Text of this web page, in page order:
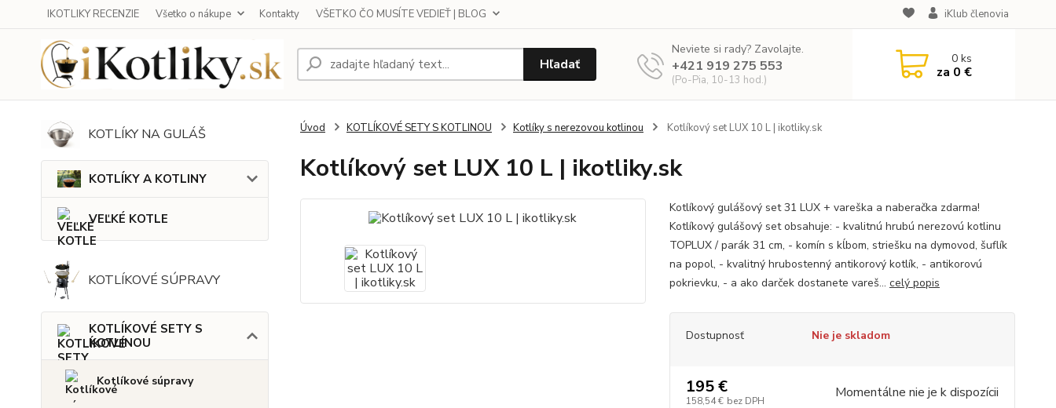
IKOTLIKY RECENZIE Všetko o nákupe Kontakty VŠETKO ČO MUSÍTE VEDIEŤ | BLOG iKlub členovia
Hľadať
Neviete si rady? Zavolajte.
+421 919 275 553
(Po-Pia, 10-13 hod.)
0ks
za 0 €
KOTLÍKY NA GULÁŠ
KOTLÍKY A KOTLINY
VEĽKÉ KOTLE
KOTLÍKOVÉ SÚPRAVY
KOTLÍKOVÉ SETY S
KOTLINOU
Kotlíkové súpravy
Úvod KOTLÍKOVÉ SETY S KOTLINOU Kotlíky s nerezovou kotlinou Kotlíkový set LUX 10 L | ikotliky.sk
Kotlíkový set LUX 10 L | ikotliky.sk
Kotlíkový gulášový set 31 LUX + vareška a naberačka zdarma!
Kotlíkový gulášový set obsahuje: - kvalitnú hrubú nerezovú kotlinu
TOPLUX / parák 31 cm, - komín s kĺbom, striešku na dymovod, šuflík
na popol, - kvalitný hrubostenný antikorový kotlík, - antikorovú
pokrievku, - a ako darček dostanete vareš... celý popis
Dostupnosť Nie je skladom
195 €
158,54 € bez DPH Momentálne nie je k dispozícii